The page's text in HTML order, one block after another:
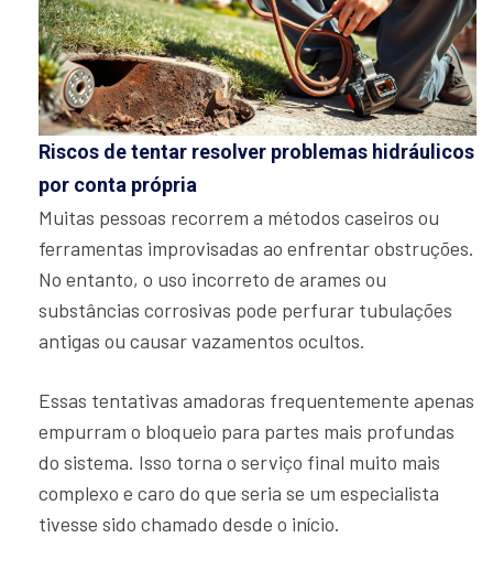
Riscos de tentar resolver problemas hidráulicos
por conta própria
Muitas pessoas recorrem a métodos caseiros ou
ferramentas improvisadas ao enfrentar obstruções.
No entanto, o uso incorreto de arames ou
substâncias corrosivas pode perfurar tubulações
antigas ou causar vazamentos ocultos.
Essas tentativas amadoras frequentemente apenas
empurram o bloqueio para partes mais profundas
do sistema. Isso torna o serviço final muito mais
complexo e caro do que seria se um especialista
tivesse sido chamado desde o início.